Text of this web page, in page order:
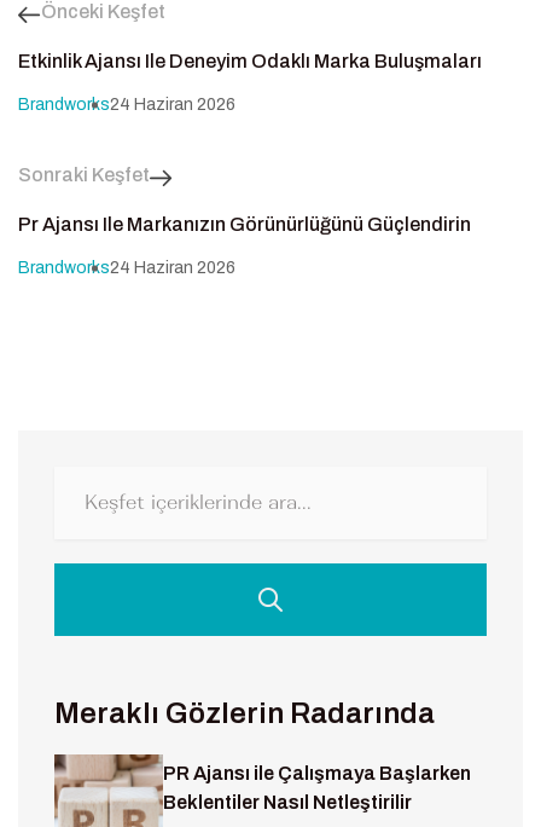
Önceki Keşfet
Etkinlik Ajansı Ile Deneyim Odaklı Marka Buluşmaları
Brandworks24 Haziran 2026
Sonraki Keşfet
Pr Ajansı Ile Markanızın Görünürlüğünü Güçlendirin
Brandworks24 Haziran 2026
Meraklı Gözlerin Radarında
PR Ajansı ile Çalışmaya Başlarken
Beklentiler Nasıl Netleştirilir